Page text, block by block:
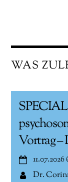
WAS
Vortrag –
11.07.2026
Dr.